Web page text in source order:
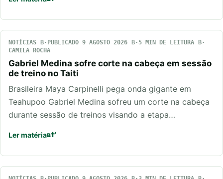
NOTÍCIAS PUBLICADO 9 AGOSTO 2026
5 MIN DE LEITURA
CAMILA ROCHA
Gabriel Medina sofre corte na cabeça em sessão
de treino no Taiti
Brasileira Maya Carpinelli pega onda gigante em
Teahupoo Gabriel Medina sofreu um corte na cabeça
durante sessão de treinos visando a etapa…
Ler matéria